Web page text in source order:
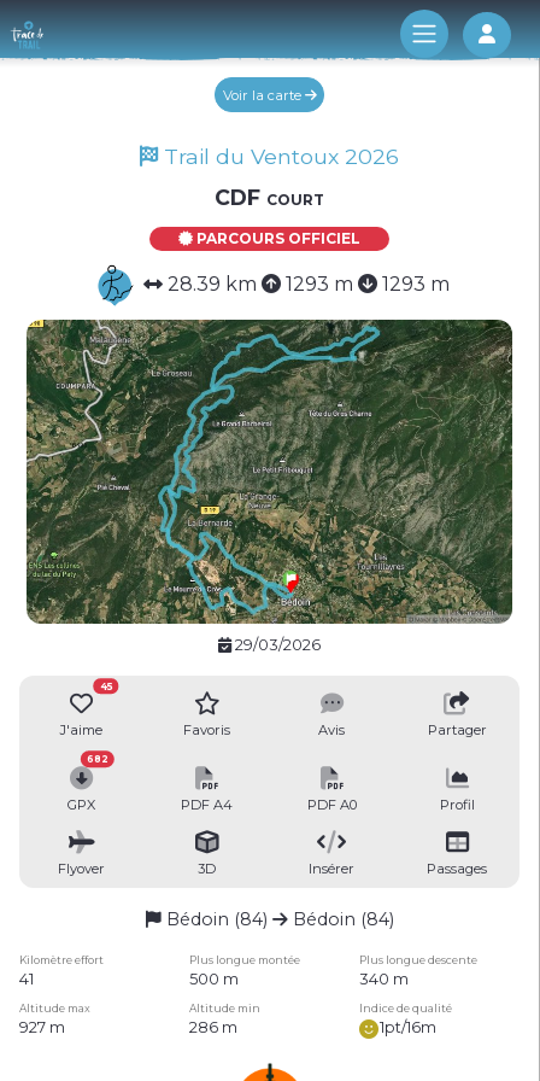
Log
Voir la carte
Trail du Ventoux 2026
CDF court
PARCOURS OFFICIEL
28.39 km 1293 m 1293 m
29/03/2026
J'aime
45
Favoris Avis Partager
GPX
682
PDF A4 PDF A0 Profil
Flyover 3D Insérer Passages
Bédoin (84) Bédoin (84)
Kilomètre effort Plus longue montée Plus longue descente
41 500 m 340 m
Altitude max Altitude min Indice de qualité
927 m 286 m 1pt/16m